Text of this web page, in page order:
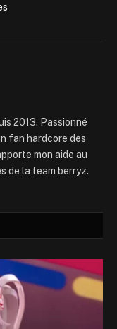
2013. Passionné
fan hardcore des
mon aide au
de la team berryz.